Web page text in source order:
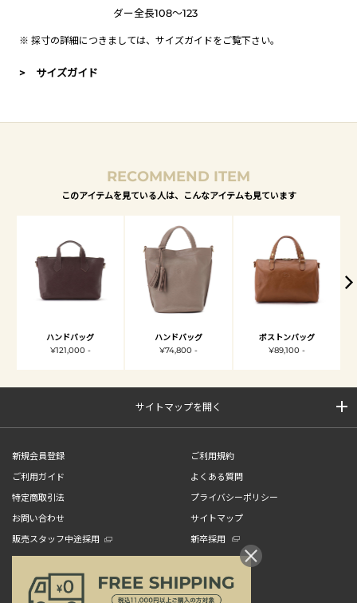
ダー全長108～123
※ 採寸の詳細につきましては、 サイズガイドをご覧下さい。
> サイズガイド
RECOMMEND ITEM
このアイテムを見ている人は、こんなアイテムも見ています
ハンドバッグ
¥121,000 -
ハンドバッグ
¥74,800 -
ボストンバッグ
¥89,100 -
サイトマップを開く
新規会員登録
ご利用規約
ご利用ガイド
よくある質問
特定商取引法
プライバシーポリシー
お問い合わせ
サイトマップ
販売スタッフ中途採用
新卒採用